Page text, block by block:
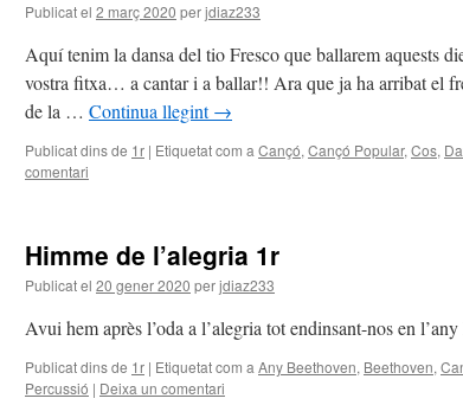
Publicat el 2 març 2020 perjdiaz233
Aquí tenim la dansa del tio Fresco que ballarem aquests
vostra fitxa… a cantar i a ballar!! Ara que ja ha arribat el
de la … Continua llegint→
Publicat dins de 1r | Etiquetat com a Cançó, Cançó Popular, Cos,
comentari
Himme de l’alegria 1r
Publicat el 20 gener 2020 perjdiaz233
Avui hem après l’oda a l’alegria tot endinsant-nos en
Publicat dins de 1r | Etiquetat com a Any Beethoven, Beethoven,
Percussió | Deixa un comentari